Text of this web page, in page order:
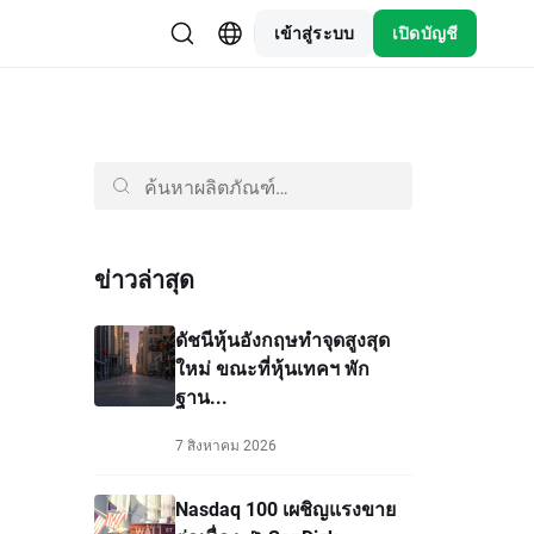
เข้าสู่ระบบ เปิดบัญชี
ข่าวล่าสุด
ดัชนีหุ้นอังกฤษทำจุดสูงสุด
ใหม่ ขณะที่หุ้นเทคฯ พัก
ฐาน...
7 สิงหาคม 2026
Nasdaq 100 เผชิญแรงขาย